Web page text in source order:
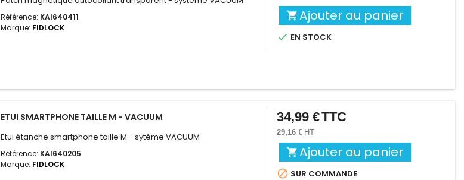
Référence: KAI640411
Marque: FIDLOCK
 Ajouter au panier
 EN STOCK
ETUI SMARTPHONE TAILLE M - VACUUM
Etui étanche smartphone taille M - sytème VACUUM
Référence: KAI640205
Marque: FIDLOCK
Prix
34,99 €TTC
29,16 € HT
 Ajouter au panier
 SUR COMMANDE